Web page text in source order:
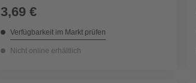
3,69 €
Verfügbarkeit im Markt prüfen
Nicht online erhältlich